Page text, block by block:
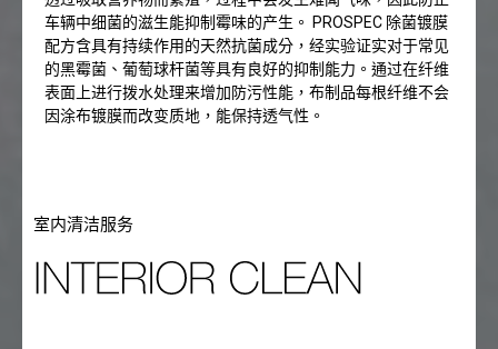
车辆中细菌的滋生能抑制霉味的产生。 PROSPEC 除菌镀膜
配方含具有持续作用的天然抗菌成分，经实验证实对于常见
的黑霉菌、葡萄球杆菌等具有良好的抑制能力。通过在纤维
表面上进行拨水处理来增加防污性能，布制品每根纤维不会
因涂布镀膜而改变质地，能保持透气性。
室内清洁服务